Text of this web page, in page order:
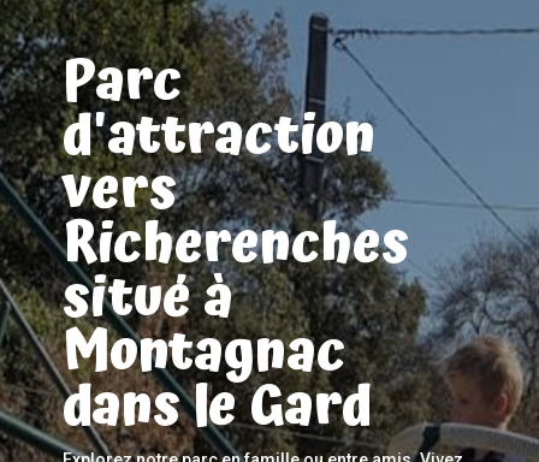
Parc
d'attraction
vers
Richerenches
situé à
Montagnac
dans le Gard